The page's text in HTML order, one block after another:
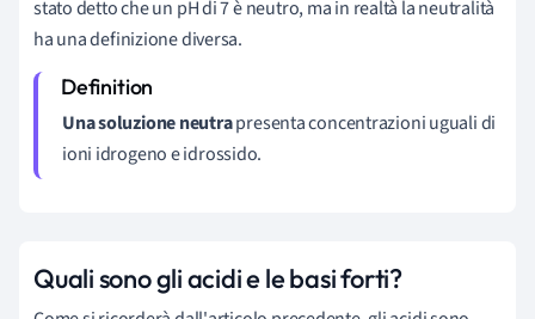
stato detto che un pH di 7 è neutro, ma in realtà la neutralità
ha una definizione diversa.
Una soluzione neutrapresenta concentrazioni uguali di
ioni idrogeno e idrossido.
Quali sono gli acidi e le basi forti?